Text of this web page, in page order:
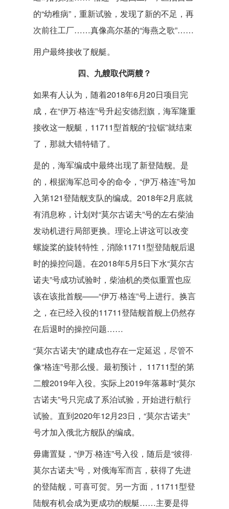
的“幼稚病”，重新试验，发现了新的不足，再
次前往工厂……真像高尔基的“海燕之歌”……
用户最终接收了舰艇。
四、九艘取代两艘？
如果有人认为，随着2018年6月20日项目完
成，在“伊万·格连”号升起安德烈旗，海军隆重
接收这一舰艇，11711型首舰的“拉锯”就结束
了，那就大错特错了。
是的，海军编成中最终出现了新登陆舰。是
的，根据海军总司令的命令，“伊万·格连”号加
入第121登陆舰支队的编成。2018年2月底就
有消息称，计划对“莫尔古诺夫”号的左右柴油
发动机进行局部更换。理论上讲这可以改变
螺旋桨的旋转特性，消除11711型登陆舰后退
时的操控问题。在2018年5月5日下水“莫尔古
诺夫”号成功试验时，柴油机的类似重置也应
该在该批首舰——“伊万·格连”号上进行。换言
之，在已经入役的11711登陆舰首舰上仍然存
在后退时的操控问题……
“莫尔古诺夫”的建成也存在一定延迟，尽管不
像“格连”号那么慢。最初预计， 11711型的第
二艘2019年入役。实际上2019年落幕时“莫尔
古诺夫”号只完成了系泊试验，开始进行航行
试验。直到2020年12月23日，“莫尔古诺夫”
号才加入俄北方舰队的编成。
毋庸置疑，“伊万·格连”号入役，随后是“彼得·
莫尔古诺夫”号，对俄海军而言，获得了先进
的登陆舰，可喜可贺。另一方面，11711型登
陆舰有机会成为更成功的舰艇……主要是得